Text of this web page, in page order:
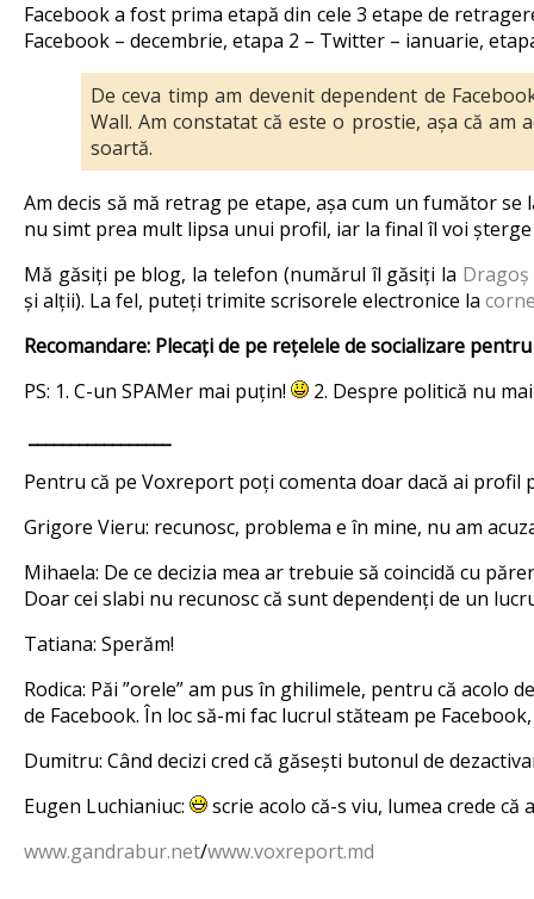
Facebook a fost prima etapă din cele 3 etape de
Facebook – decembrie, etapa 2 – Twitter – ianuarie,
De ceva timp am devenit dependent de
Wall. Am constatat că este o prostie, așa că am
soartă.
Am decis să mă retrag pe etape, așa cum un fumător
nu simt prea mult lipsa unui profil, iar la final îl voi
Mă găsiți pe blog, la telefon (numărul îl găsiți la
și alții). La fel, puteți trimite scrisorele electronice la
Recomandare: Plecați de pe rețelele de socializare
PS: 1. C-un SPAMer mai puțin!
2. Despre politică nu
Pentru că pe Voxreport poți comenta doar dacă ai profil
Grigore Vieru: recunosc, problema e în mine, nu am
Mihaela: De ce decizia mea ar trebuie să coincidă cu
Doar cei slabi nu recunosc că sunt dependenți de un
Tatiana: Sperăm!
Rodica: Păi ”orele” am pus în ghilimele, pentru că acolo
de Facebook. În loc să-mi fac lucrul stăteam pe
Dumitru: Când decizi cred că găsești butonul de
Eugen Luchianiuc:
scrie acolo că-s viu, lumea crede
www.gandrabur.net/www.voxreport.md